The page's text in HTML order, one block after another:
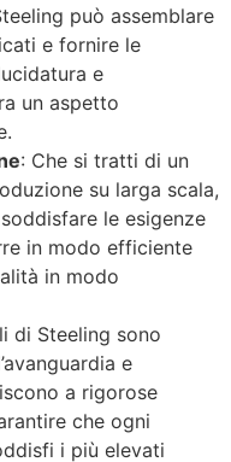
può assemblare
e fornire le
e
un aspetto
: Che si tratti di un
su larga scala,
le esigenze
in modo efficiente
in modo
di Steeling sono
e
a rigorose
che ogni
i più elevati